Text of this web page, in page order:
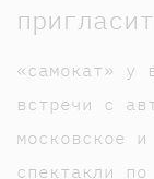
«самокат» у
встречи с
московское
спектакли